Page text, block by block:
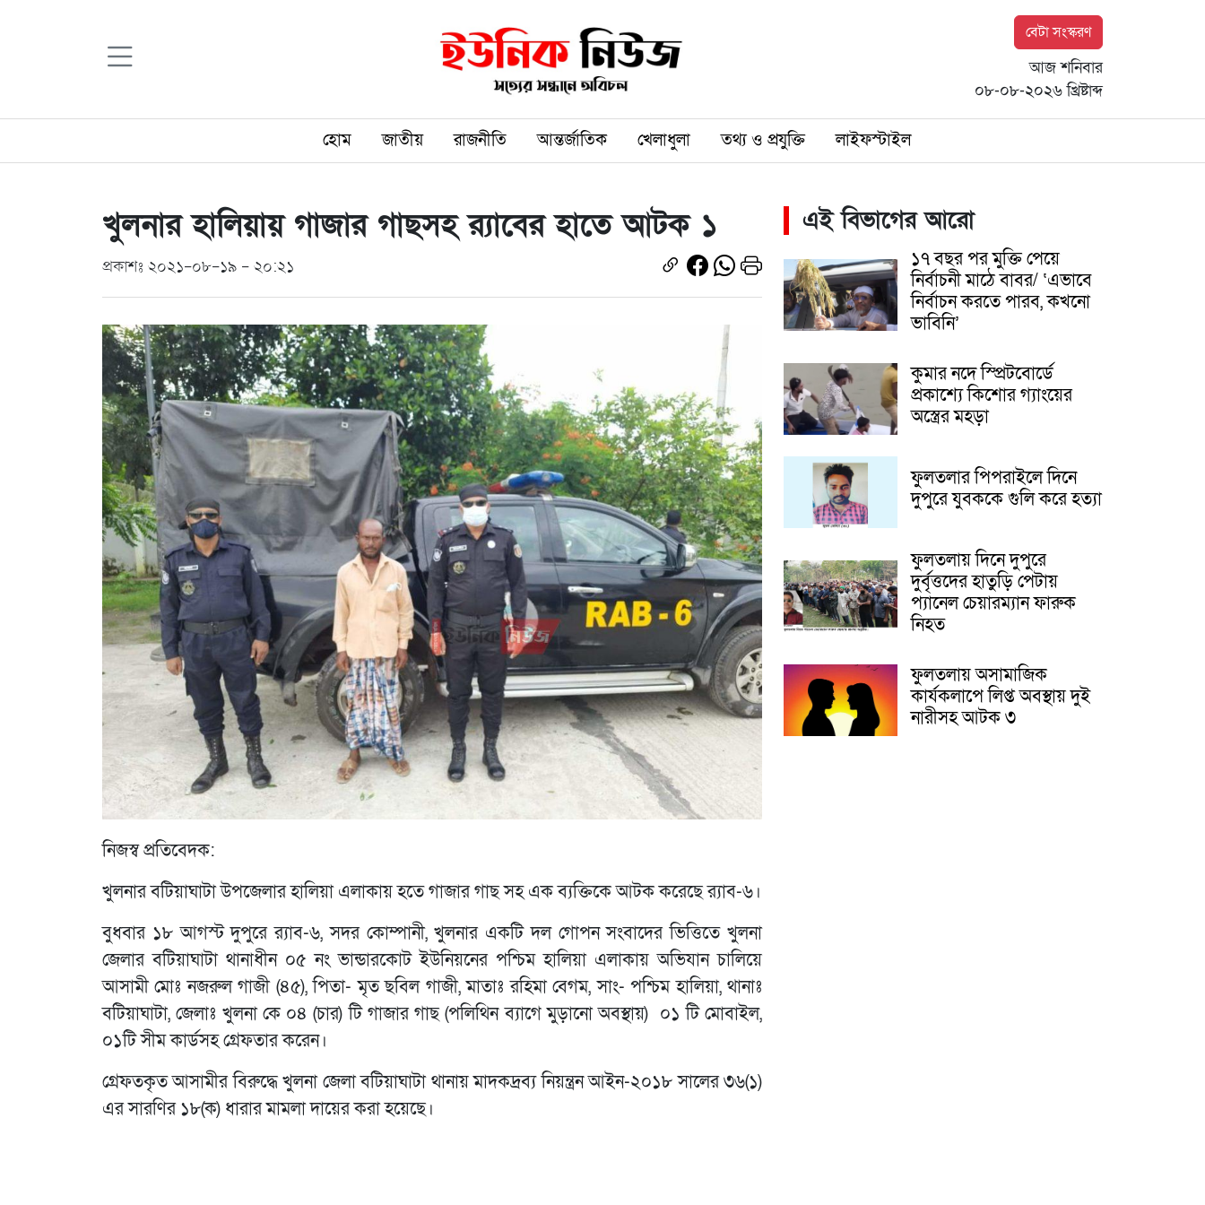
বেটা সংস্করণ
আজ শনিবার
০৮-০৮-২০২৬ খ্রিষ্টাব্দ
হোম জাতীয় রাজনীতি আন্তর্জাতিক খেলাধুলা তথ্য ও প্রযুক্তি লাইফস্টাইল
খুলনার হালিয়ায় গাজার গাছসহ র‌্যাবের হাতে আটক ১
প্রকাশঃ ২০২১-০৮-১৯ - ২০:২১
নিজস্ব প্রতিবেদক:
খুলনার বটিয়াঘাটা উপজেলার হালিয়া এলাকায় হতে গাজার গাছ সহ এক ব্যক্তিকে আটক করেছে র‌্যাব-৬।
বুধবার ১৮ আগস্ট দুপুরে র‌্যাব-৬, সদর কোম্পানী, খুলনার একটি দল গোপন সংবাদের ভিত্তিতে খুলনা
জেলার বটিয়াঘাটা থানাধীন ০৫ নং ভান্ডারকোট ইউনিয়নের পশ্চিম হালিয়া এলাকায় অভিযান চালিয়ে
আসামী মোঃ নজরুল গাজী (৪৫), পিতা- মৃত ছবিল গাজী, মাতাঃ রহিমা বেগম, সাং- পশ্চিম হালিয়া, থানাঃ
বটিয়াঘাটা, জেলাঃ খুলনা কে ০৪ (চার) টি গাজার গাছ (পলিথিন ব্যাগে মুড়ানো অবস্থায়) ০১ টি মোবাইল,
০১টি সীম কার্ডসহ গ্রেফতার করেন।
গ্রেফতকৃত আসামীর বিরুদ্ধে খুলনা জেলা বটিয়াঘাটা থানায় মাদকদ্রব্য নিয়ন্ত্রন আইন-২০১৮ সালের ৩৬(১)
এর সারণির ১৮(ক) ধারার মামলা দায়ের করা হয়েছে।
এই বিভাগের আরো
১৭ বছর পর মুক্তি পেয়ে
নির্বাচনী মাঠে বাবর/ ‘এভাবে
নির্বাচন করতে পারব, কখনো
ভাবিনি’
কুমার নদে স্প্রিটবোর্ডে
প্রকাশ্যে কিশোর গ্যাংয়ের
অস্ত্রের মহড়া
ফুলতলার পিপরাইলে দিনে
দুপুরে যুবককে গুলি করে হত্যা
ফুলতলায় দিনে দুপুরে
দুর্বৃত্তদের হাতুড়ি পেটায়
প্যানেল চেয়ারম্যান ফারুক
নিহত
ফুলতলায় অসামাজিক
কার্যকলাপে লিপ্ত অবস্থায় দুই
নারীসহ আটক ৩